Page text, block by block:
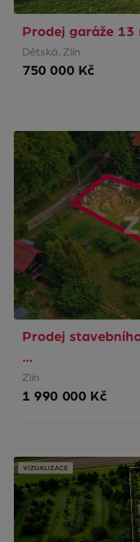
Prodej garáže 13
Dětská, Zlín
750 000 Kč
Prodej
…
Zlín
1 990 000 Kč